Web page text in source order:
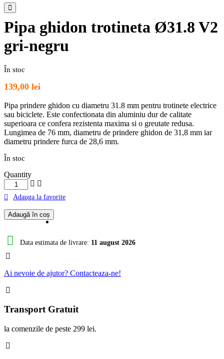
Pipa ghidon trotineta Ø31.8 V2
gri-negru
În stoc
139,00 lei
Pipa prindere ghidon cu diametru 31.8 mm pentru trotinete electrice
sau biciclete. Este confectionata din aluminiu dur de calitate
superioara ce confera rezistenta maxima si o greutate redusa.
Lungimea de 76 mm, diametru de prindere ghidon de 31,8 mm iar
diametru prindere furca de 28,6 mm.
În stoc
Quantity
Cantitate
Pipa
ghidon
trotineta
Ø31.8
gri-
negru
Adauga la favorite
Adaugă în coș
Data estimata de livrare: 11 august 2026
Ai nevoie de ajutor? Contacteaza-ne!
Transport Gratuit
la comenzile de peste 299 lei.